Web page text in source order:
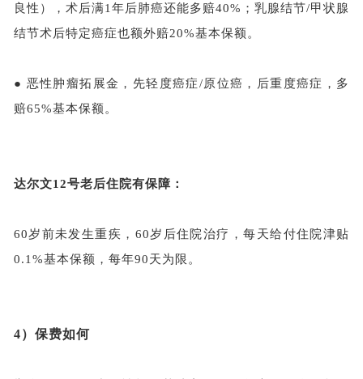
良性），术后满1年后肺癌还能多赔40%；乳腺结节/甲状腺
结节术后特定癌症也额外赔20%基本保额。
● 恶性肿瘤拓展金，先轻度癌症/原位癌，后重度癌症，多
赔65%基本保额。
达尔文12号老后住院有保障：
60岁前未发生重疾，60岁后住院治疗，每天给付住院津贴
0.1%基本保额，每年90天为限。
4） 保费如何